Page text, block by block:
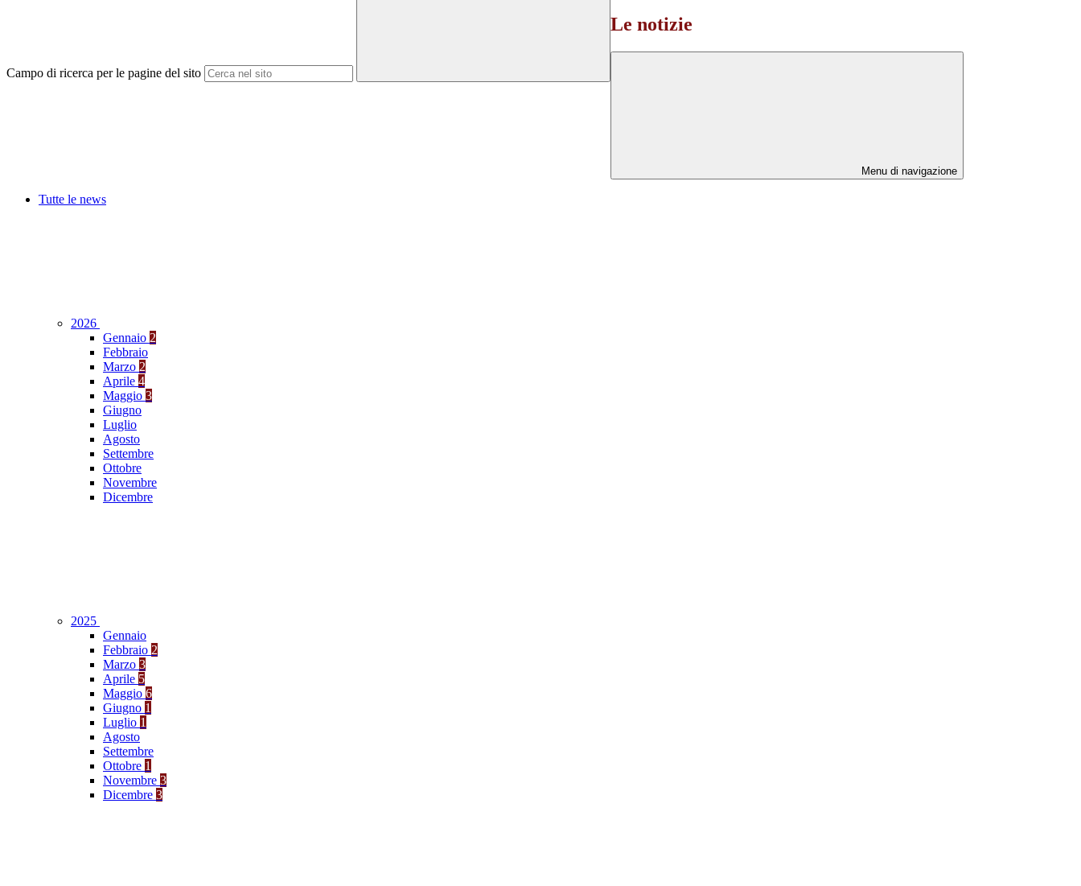
Campo di ricerca per le pagine del sito
Le notizie
Menu di navigazione
Tutte le news
2026
Gennaio 2
Febbraio
Marzo 2
Aprile 4
Maggio 3
Giugno
Luglio
Agosto
Settembre
Ottobre
Novembre
Dicembre
2025
Gennaio
Febbraio 2
Marzo 3
Aprile 5
Maggio 6
Giugno 1
Luglio 1
Agosto
Settembre
Ottobre 1
Novembre 3
Dicembre 3